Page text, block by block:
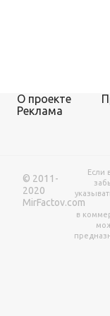
О проекте
Реклама
© 2011-
2020
MirFactov.com
Если
в